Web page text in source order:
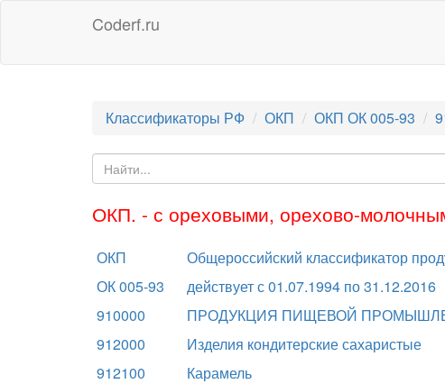
Coderf.ru
Классификаторы РФ ОКП ОКП ОК 005-93
ОКП. - с ореховыми, орехово-
ОКП
Общероссийский классификатор
ОК 005-93
действует с 01.07.1994 по 31.12.2016
910000
ПРОДУКЦИЯ ПИЩЕВОЙ
912000
Изделия кондитерские сахаристые
912100
Карамель